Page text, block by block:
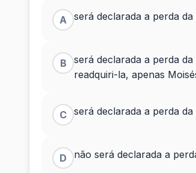
deseja
adquirir
a...
A será declarada a perda
B
será declarada a perda
readquiri-la, apenas
C será declarada a perda
D não será declarada a